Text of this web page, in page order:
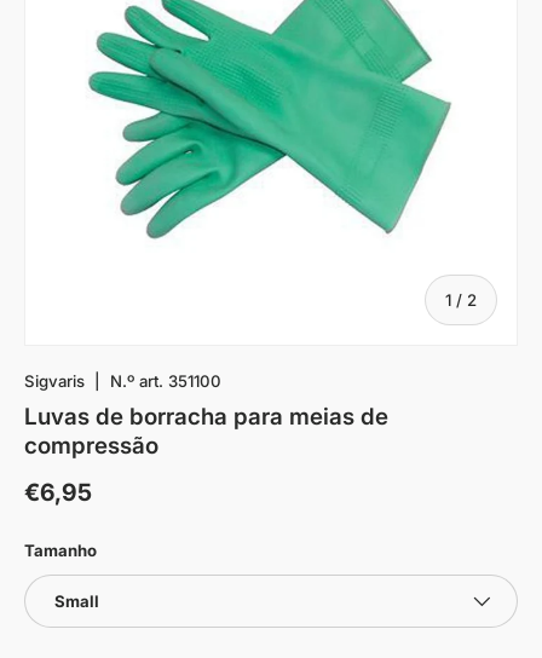
1 / De
2
Sigvaris N.º art. 351100
Luvas de borracha para meias de
compressão
€6,95
Tamanho
Small